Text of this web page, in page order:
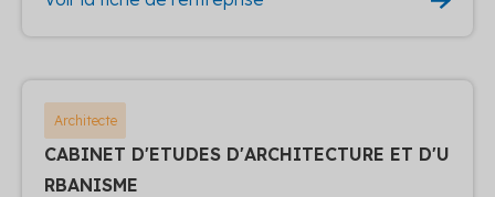
Architecte
CABINET D'ETUDES D'ARCHITECTURE ET D'U
RBANISME